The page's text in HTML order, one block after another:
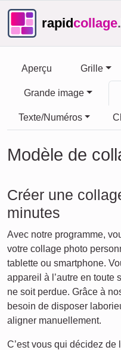
rapidcollage
Aperçu Grille
Grande image
Texte/Numéros
Modèle de
Créer une
minutes
Avec notre programme,
votre collage photo
tablette ou smartphone.
appareil à l’autre en toute
ne soit perdue. Grâce à
besoin de disposer
aligner manuellement.
C’est vous qui décidez de